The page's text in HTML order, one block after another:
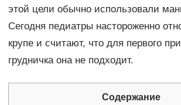
этой цели обычно использовали
Сегодня педиатры настороженно
крупе и считают, что для первого
грудничка она не подходит.
Содержание